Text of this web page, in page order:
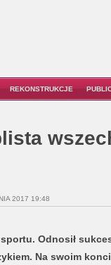
REKONSTRUKCJE
2017 19:48
Odnosił
Na swoim